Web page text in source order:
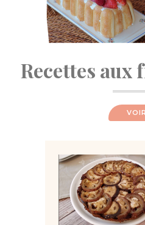
Recettes aux
VOIR